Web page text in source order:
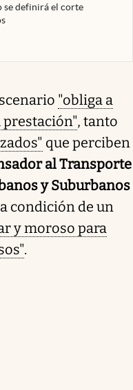
se definirá el corte
"obliga a
prestación", tanto
que perciben
al Transporte
y Suburbanos
condición de un
y moroso para
.